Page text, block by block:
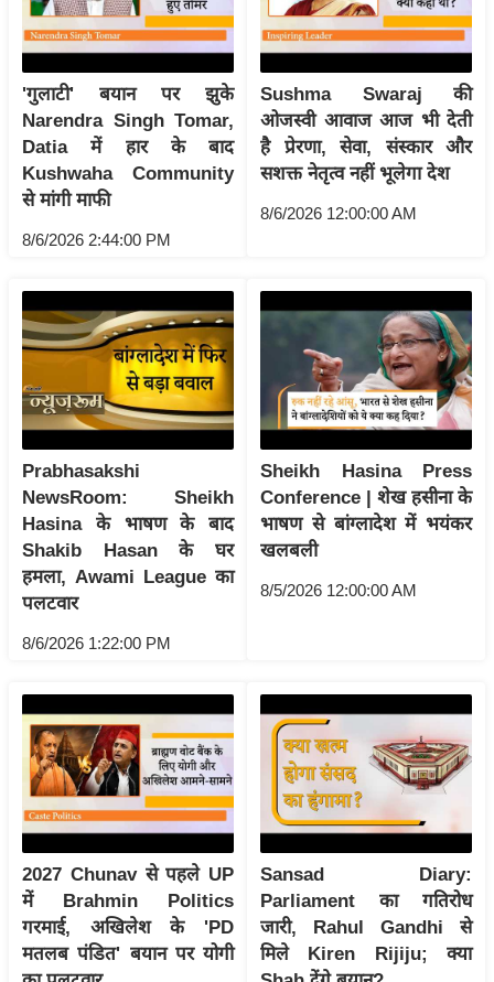
र्ल्ड
न्यू
ज
ब्री
फ
म
नो
ज
ज
ग
बॉ
ली
वु
ड
हॉ
ली
वु
ड
फि
स
मी
क्षा
B
r
e
a
k
i
n
'गुलाटी' बयान पर झुके
Narendra Singh Tomar,
Datia में हार के बाद
Kushwaha Community
से मांगी माफी
8/6/2026 2:44:00 PM
Sushma Swaraj की
ओजस्वी आवाज आज भी देती
है प्रेरणा, सेवा, संस्कार और
सशक्त नेतृत्व नहीं भूलेगा देश
8/6/2026 12:00:00 AM
Prabhasakshi
NewsRoom: Sheikh
Hasina के भाषण के बाद
Shakib Hasan के घर
हमला, Awami League का
पलटवार
8/6/2026 1:22:00 PM
Sheikh Hasina Press
Conference | शेख हसीना के
भाषण से बांग्लादेश में भयंकर
खलबली
8/5/2026 12:00:00 AM
2027 Chunav से पहले UP
में Brahmin Politics
गरमाई, अखिलेश के 'PD
मतलब पंडित' बयान पर योगी
Sansad Diary:
Parliament का गतिरोध
जारी, Rahul Gandhi से
मिले Kiren Rijiju; क्या